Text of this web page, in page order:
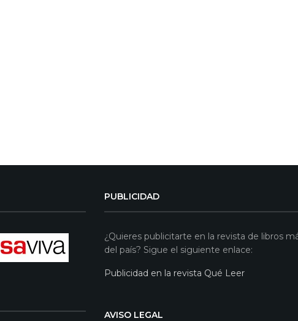
PUBLICIDAD
¿Quieres publicitarte en la revista de libros
del país? Sigue el siguiente enlace:
Publicidad en la revista Qué Leer
AVISO LEGAL